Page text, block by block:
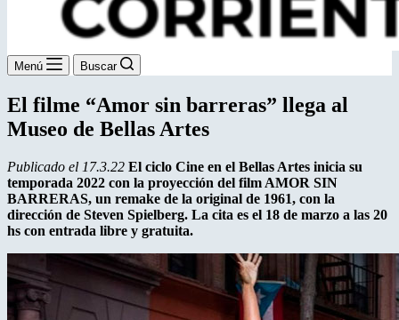
Menú Buscar
El filme “Amor sin barreras” llega al
Museo de Bellas Artes
Publicado el 17.3.22 El ciclo Cine en el Bellas Artes inicia su
temporada 2022 con la proyección del film AMOR SIN
BARRERAS, un remake de la original de 1961, con la
dirección de Steven Spielberg. La cita es el 18 de marzo a las 20
hs con entrada libre y gratuita.